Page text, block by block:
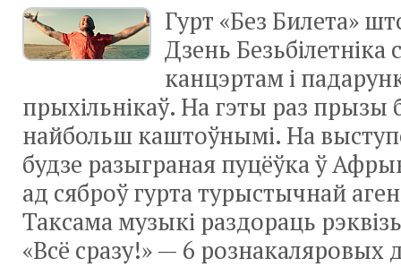
Гурт «Без Билета»
Дзень
канцэртам і
прыхільнікаў. На гэты раз прызы
найбольш каштоўнымі. На
будзе разыграная пуцёўка ў
ад сяброў гурта турыстычнай
Таксама музыкі раздораць
«Всё сразу!» — 6 рознакаляровых